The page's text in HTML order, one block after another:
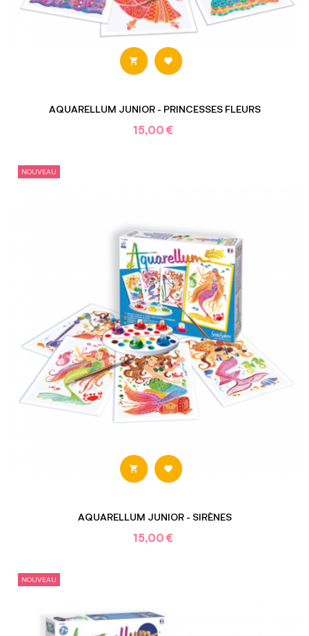
 
AQUARELLUM JUNIOR - PRINCESSES FLEURS
15,00 €
NOUVEAU
 
AQUARELLUM JUNIOR - SIRÈNES
15,00 €
NOUVEAU